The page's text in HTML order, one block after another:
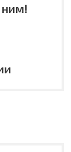
ним!